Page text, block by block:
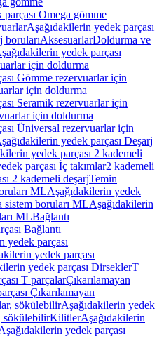
Omega gömme
Aşağıdakilerin yedek parçası
borularıAksesuarlarDoldurma ve
yedek parçası
için doldurma
Gömme rezervuarlar için
için doldurma
Seramik rezervuarlar için
için doldurma
Üniversal rezervuarlar için
yedek parçası Deşarj
yedek parçası 2 kademeli
parçası İç takımlar2 kademeli
2 kademeli deşarjTemin
MLAşağıdakilerin yedek
sistem boruları MLAşağıdakilerin
MLBağlantı
Bağlantı
yedek parçası
yedek parçası
yedek parçası DirseklerT
T parçalarÇıkarılamayan
Çıkarılamayan
sökülebilirAşağıdakilerin yedek
sökülebilirKilitlerAşağıdakilerin
yedek parçası